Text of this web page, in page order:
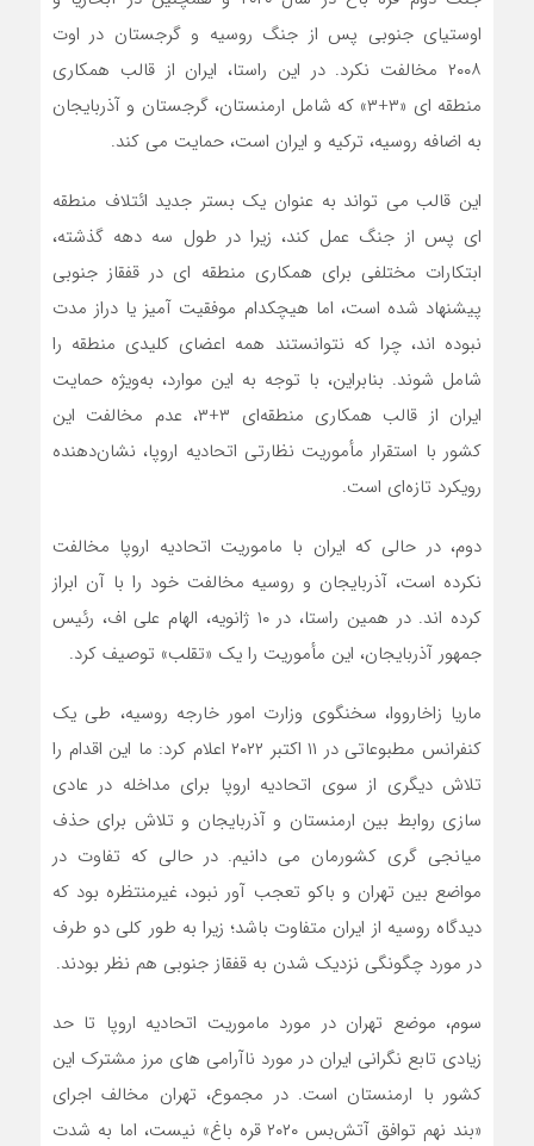
اوستیای جنوبی پس از جنگ روسیه و گرجستان در اوت
۲۰۰۸ مخالفت نکرد. در این راستا، ایران از قالب همکاری
منطقه ای «۳+۳» که شامل ارمنستان، گرجستان و آذربایجان
به اضافه روسیه، ترکیه و ایران است، حمایت می کند.
این قالب می تواند به عنوان یک بستر جدید ائتلاف منطقه
ای پس از جنگ عمل کند، زیرا در طول سه دهه گذشته،
ابتکارات مختلفی برای همکاری منطقه ای در قفقاز جنوبی
پیشنهاد شده است، اما هیچکدام موفقیت آمیز یا دراز مدت
نبوده اند، چرا که نتوانستند همه اعضای کلیدی منطقه را
شامل شوند. بنابراین، با توجه به این موارد، به‌ویژه حمایت
ایران از قالب همکاری منطقه‌ای ۳+۳، عدم مخالفت این
کشور با استقرار مأموریت نظارتی اتحادیه اروپا، نشان‌دهنده
رویکرد تازه‌ای است.
دوم، در حالی که ایران با ماموریت اتحادیه اروپا مخالفت
نکرده است، آذربایجان و روسیه مخالفت خود را با آن ابراز
کرده اند. در همین راستا، در ۱۰ ژانویه، الهام علی اف، رئیس
جمهور آذربایجان، این مأموریت را یک «تقلب» توصیف کرد.
ماریا زاخارووا، سخنگوی وزارت امور خارجه روسیه، طی یک
کنفرانس مطبوعاتی در ۱۱ اکتبر ۲۰۲۲ اعلام کرد: ما این اقدام را
تلاش دیگری از سوی اتحادیه اروپا برای مداخله در عادی
سازی روابط بین ارمنستان و آذربایجان و تلاش برای حذف
میانجی گری کشورمان می دانیم. در حالی که تفاوت در
مواضع بین تهران و باکو تعجب آور نبود، غیرمنتظره بود که
دیدگاه روسیه از ایران متفاوت باشد؛ زیرا به طور کلی دو طرف
در مورد چگونگی نزدیک شدن به قفقاز جنوبی هم نظر بودند.
سوم، موضع تهران در مورد ماموریت اتحادیه اروپا تا حد
زیادی تابع نگرانی ایران در مورد ناآرامی های مرز مشترک این
کشور با ارمنستان است. در مجموع، تهران مخالف اجرای
«بند نهم توافق آتش‌بس ۲۰۲۰ قره باغ» نیست، اما به شدت